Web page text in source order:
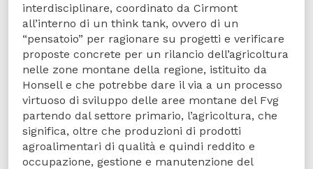
interdisciplinare, coordinato da Cirmont
all’interno di un think tank, ovvero di un
“pensatoio” per ragionare su progetti e verificare
proposte concrete per un rilancio dell’agricoltura
nelle zone montane della regione, istituito da
Honsell e che potrebbe dare il via a un processo
virtuoso di sviluppo delle aree montane del Fvg
partendo dal settore primario, l’agricoltura, che
significa, oltre che produzioni di prodotti
agroalimentari di qualità e quindi reddito e
occupazione, gestione e manutenzione del